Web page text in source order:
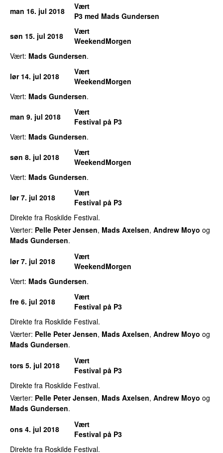
man 16. jul 2018
Vært
P3 med Mads Gundersen
søn 15. jul 2018
Vært
WeekendMorgen
Vært: Mads Gundersen.
lør 14. jul 2018
Vært
WeekendMorgen
Vært: Mads Gundersen.
man 9. jul 2018
Vært
Festival på P3
Vært: Mads Gundersen.
søn 8. jul 2018
Vært
WeekendMorgen
Vært: Mads Gundersen.
lør 7. jul 2018
Vært
Festival på P3
Direkte fra Roskilde Festival.
Værter: Pelle Peter Jensen, Mads Axelsen, Andrew Moyo og
Mads Gundersen.
lør 7. jul 2018
Vært
WeekendMorgen
Vært: Mads Gundersen.
fre 6. jul 2018
Vært
Festival på P3
Direkte fra Roskilde Festival.
Værter: Pelle Peter Jensen, Mads Axelsen, Andrew Moyo og
Mads Gundersen.
tors 5. jul 2018
Vært
Festival på P3
Direkte fra Roskilde Festival.
Værter: Pelle Peter Jensen, Mads Axelsen, Andrew Moyo og
Mads Gundersen.
ons 4. jul 2018
Vært
Festival på P3
Direkte fra Roskilde Festival.